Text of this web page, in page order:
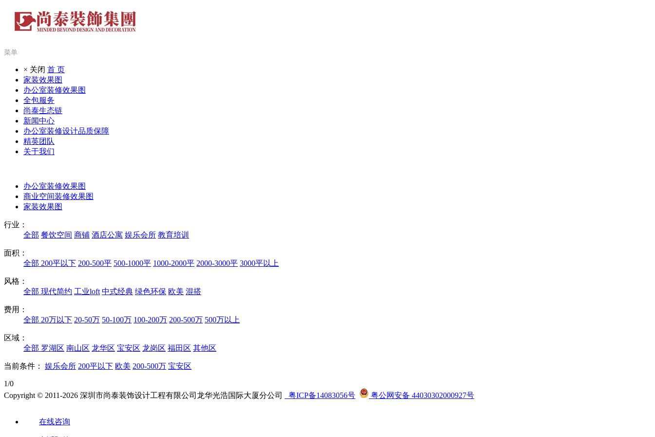
菜单
× 关闭 首 页
家装效果图
办公室装修效果图
全包服务
尚泰生态链
新闻中心
办公室装修设计品质保障
精英团队
关于我们
办公室装修效果图
商业空间装修效果图
家装效果图
行业：
全部 餐饮空间 商铺 酒店公寓 娱乐会所 教育培训
面积：
全部 200平以下 200-500平 500-1000平 1000-2000平 2000-3000平 3000平以上
风格：
全部 现代简约 工业loft 中式经典 绿色环保 欧美 混搭
费用：
全部 20万以下 20-50万 50-100万 100-200万 200-500万 500万以上
区域：
全部 罗湖区 南山区 龙华区 宝安区 龙岗区 福田区 其他区
当前条件： 娱乐会所 200平以下 欧美 200-500万 宝安区
1/0
Copyright © 2011-2026 深圳市尚泰装饰设计工程有限公司龙华光浩国际大厦分公司
粤ICP备14083056号 粤公网安备 44030302000927号
在线咨询